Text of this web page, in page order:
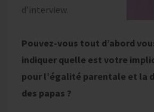
d’interview.
Pouvez-vous tout d’abord
indiquer quelle est votre
pour l’égalité parentale et la
des papas ?